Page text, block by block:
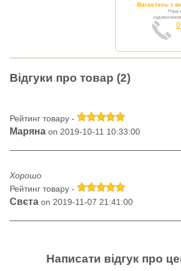
Вагаєтесь з
Наші
Відгуки про товар (2)
Рейтинг товару -
Маряна on 2019-10-11 10:33:00
Хорошо
Рейтинг товару -
Свєта on 2019-11-07 21:41:00
Написати відгук про